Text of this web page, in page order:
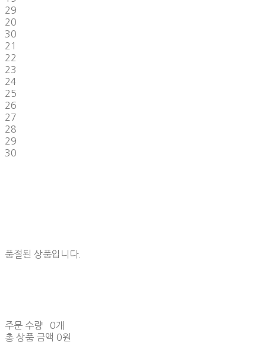
29
20
30
21
22
23
24
25
26
27
28
29
30
품절된 상품입니다.
주문 수량
0개
총 상품 금액 0원